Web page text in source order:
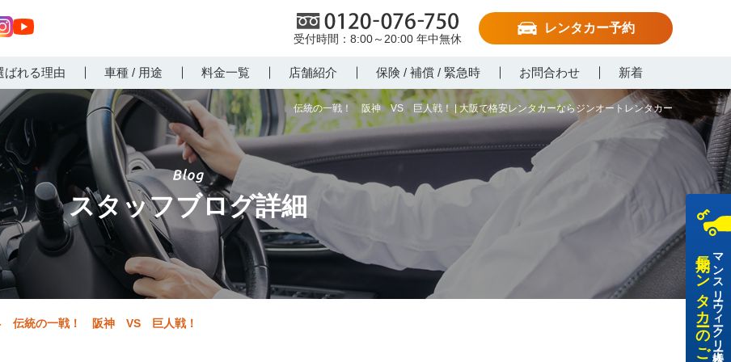
伝統の一戦！ 阪神 VS 巨人戦！ | 大阪で格安レンタカーならジンオートレンタカー
0120-076-750
8:00～20:00 年中無休
レンタカー予約
ばれる理由 車種 / 用途 料金一覧 店舗紹介 保険 / 補償 / 緊急時 お問合わせ 新着
uT
ub
スタッフブログ詳細
伝統の一戦！ 阪神 VS 巨人戦！ マンスリー・ウィークリー・法人様
長期レンタカーのご利用